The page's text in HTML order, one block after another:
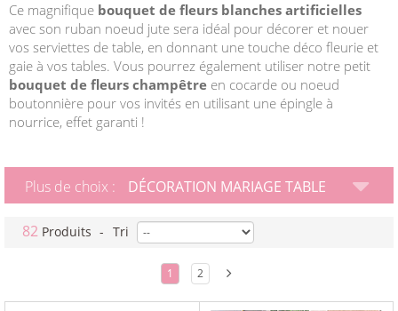
Ce magnifique bouquet de fleurs blanches artificielles
avec son ruban noeud jute sera idéal pour décorer et nouer
vos serviettes de table, en donnant une touche déco fleurie et
gaie à vos tables. Vous pourrez également utiliser notre petit
bouquet de fleurs champêtre en cocarde ou noeud
boutonnière pour vos invités en utilisant une épingle à
nourrice, effet garanti !
Plus de choix : DÉCORATION MARIAGE TABLE
82 Produits - Tri
1 2